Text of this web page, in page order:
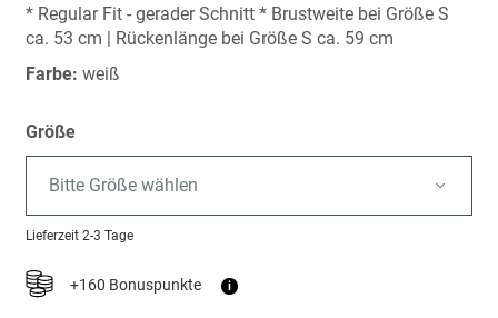
springen
* Regular Fit - gerader Schnitt * Brustweite bei Größe S
ca. 53 cm | Rückenlänge bei Größe S ca. 59 cm
Farbe: weiß
Größe
Bitte Größe wählen
Lieferzeit 2-3 Tage
+160 Bonuspunkte i